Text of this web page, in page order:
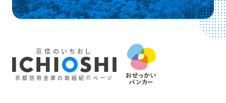
京信のいちおし
京都信用金庫の取組紹介ページ